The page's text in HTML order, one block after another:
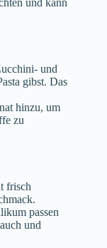
und kann
und
gibst. Das
hinzu, um
zu
frisch
passen
und